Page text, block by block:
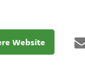
Website